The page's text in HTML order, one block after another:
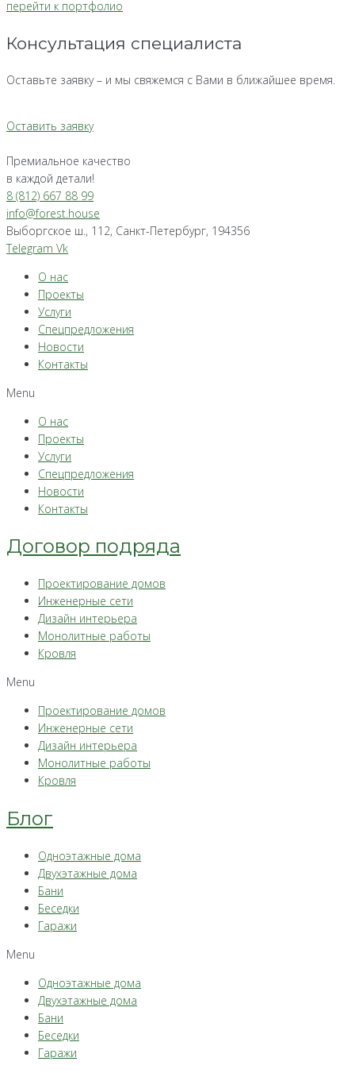
перейти к портфолио
Консультация специалиста
Оставьте заявку – и мы свяжемся с Вами в ближайшее время.
Оставить заявку
Премиальное качество
в каждой детали!
8 (812) 667 88 99
info@forest.house
Выборгское ш., 112, Санкт-Петербург, 194356
Telegram Vk
О нас
Проекты
Услуги
Спецпредложения
Новости
Контакты
Menu
О нас
Проекты
Услуги
Спецпредложения
Новости
Контакты
Договор подряда
Проектирование домов
Инженерные сети
Дизайн интерьера
Монолитные работы
Кровля
Menu
Проектирование домов
Инженерные сети
Дизайн интерьера
Монолитные работы
Кровля
Блог
Одноэтажные дома
Двухэтажные дома
Бани
Беседки
Гаражи
Menu
Одноэтажные дома
Двухэтажные дома
Бани
Беседки
Гаражи